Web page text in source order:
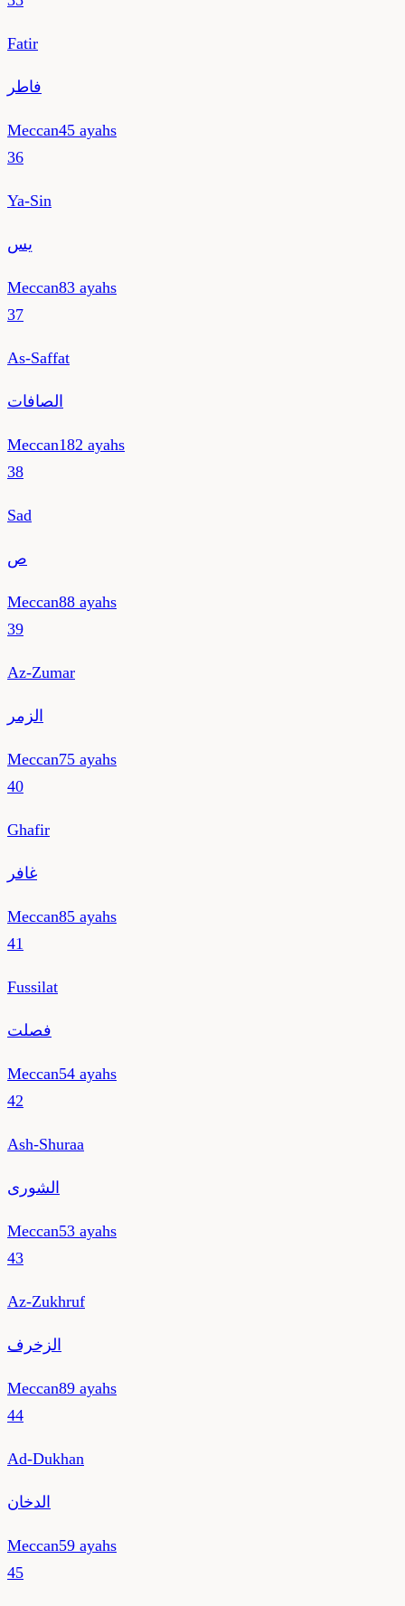
Fatir
فاطر
Meccan45 ayahs
36
Ya-Sin
يس
Meccan83 ayahs
37
As-Saffat
الصافات
Meccan182 ayahs
38
Sad
ص
Meccan88 ayahs
39
Az-Zumar
الزمر
Meccan75 ayahs
40
Ghafir
غافر
Meccan85 ayahs
41
Fussilat
فصلت
Meccan54 ayahs
42
Ash-Shuraa
الشورى
Meccan53 ayahs
43
Az-Zukhruf
الزخرف
Meccan89 ayahs
44
Ad-Dukhan
الدخان
Meccan59 ayahs
45